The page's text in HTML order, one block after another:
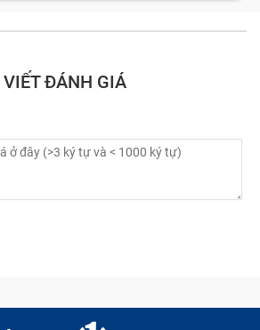
sai tông màu (loang, nhòe màu).
các sọc, đốm màu, đốm sáng.
hình ảnh, màn hình chỉ có màu
VIẾT ĐÁNH GIÁ